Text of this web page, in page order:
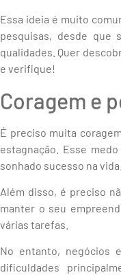
Essa ideia é muito
pesquisas, desde que
qualidades. Quer
e verifique!
Coragem e
É preciso muita
estagnação. Esse
sonhado sucesso na vida.
Além disso, é preciso
manter o seu
várias tarefas.
No entanto, negócios
dificuldades